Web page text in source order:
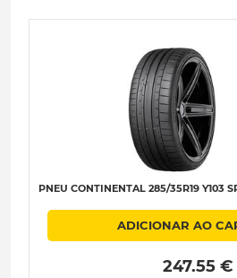
PNEU CONTINENTAL 285/35R19 Y103
ADICIONAR AO
247.55 €